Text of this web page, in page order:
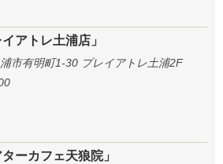
アトレ土浦店」
市有明町1-30 プレイアトレ土浦2F
ーカフェ天狼院」